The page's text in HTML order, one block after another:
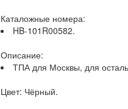
Каталожные номера:
HB-101R00582.
Описание:
ТПА для Москвы, для
Цвет: Чёрный.